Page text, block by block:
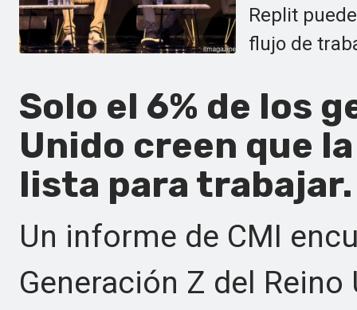
Replit
flujo de
Solo el 6% de los
Unido creen que
lista para trabajar.
Un informe de CMI
Generación Z del